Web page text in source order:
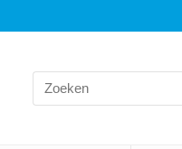
Search
for: